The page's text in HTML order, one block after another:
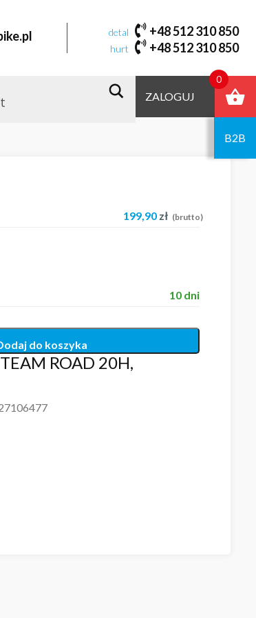
detal +48 512 310 850
hurt +48 512 310 850
ZALOGUJ
B2B
ROAD 20H,
199,90 zł (brutto)
10 dni
do koszyka
0